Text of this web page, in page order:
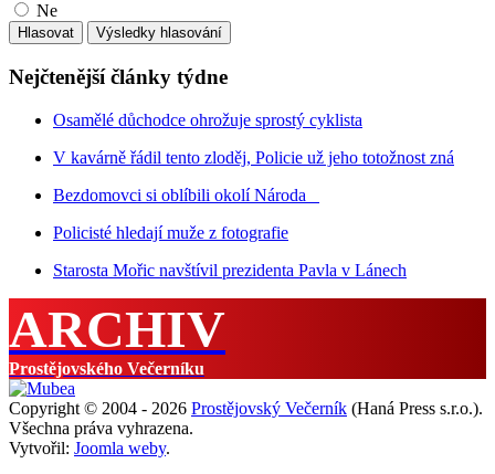
Ne
Nejčtenější články týdne
Osamělé důchodce ohrožuje sprostý cyklista
V kavárně řádil tento zloděj, Policie už jeho totožnost zná
Bezdomovci si oblíbili okolí Národa
Policisté hledají muže z fotografie
Starosta Mořic navštívil prezidenta Pavla v Lánech
ARCHIV
Prostějovského Večerníku
Copyright © 2004 - 2026 Prostějovský Večerník (Haná Press s.r.o.).
Všechna práva vyhrazena.
Vytvořil: Joomla weby.